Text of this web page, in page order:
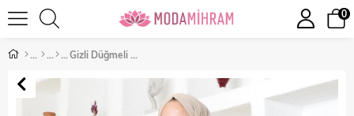
0
Gizli Düğmeli Ribanalı Ferace Zümrüt 19214